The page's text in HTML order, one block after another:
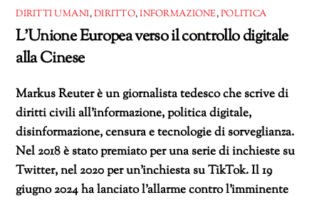
DIRITTI UMANI,DIRITTO,INFORMAZIONE,POLITICA
L’Unione Europea verso il controllo digitale
alla Cinese
Markus Reuter è un giornalista tedesco che scrive di
diritti civili all’informazione, politica digitale,
disinformazione, censura e tecnologie di sorveglianza.
Nel 2018 è stato premiato per una serie di inchieste su
Twitter, nel 2020 per un’inchiesta su TikTok. Il 19
giugno 2024 ha lanciato l’allarme contro l’imminente